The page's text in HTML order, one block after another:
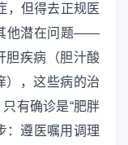
，但得去正规医
他潜在问题——
胆疾病（胆汁酸
），这些病的治
有确诊是“肥胖
：遵医嘱用调理